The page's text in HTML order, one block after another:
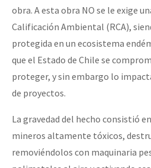
obra. A esta obra NO se le exige
Calificación Ambiental (RCA),
protegida en un ecosistema
que el Estado de Chile se
proteger, y sin embargo lo
de proyectos.
La gravedad del hecho consistió
mineros altamente tóxicos,
removiéndolos con maquinaria